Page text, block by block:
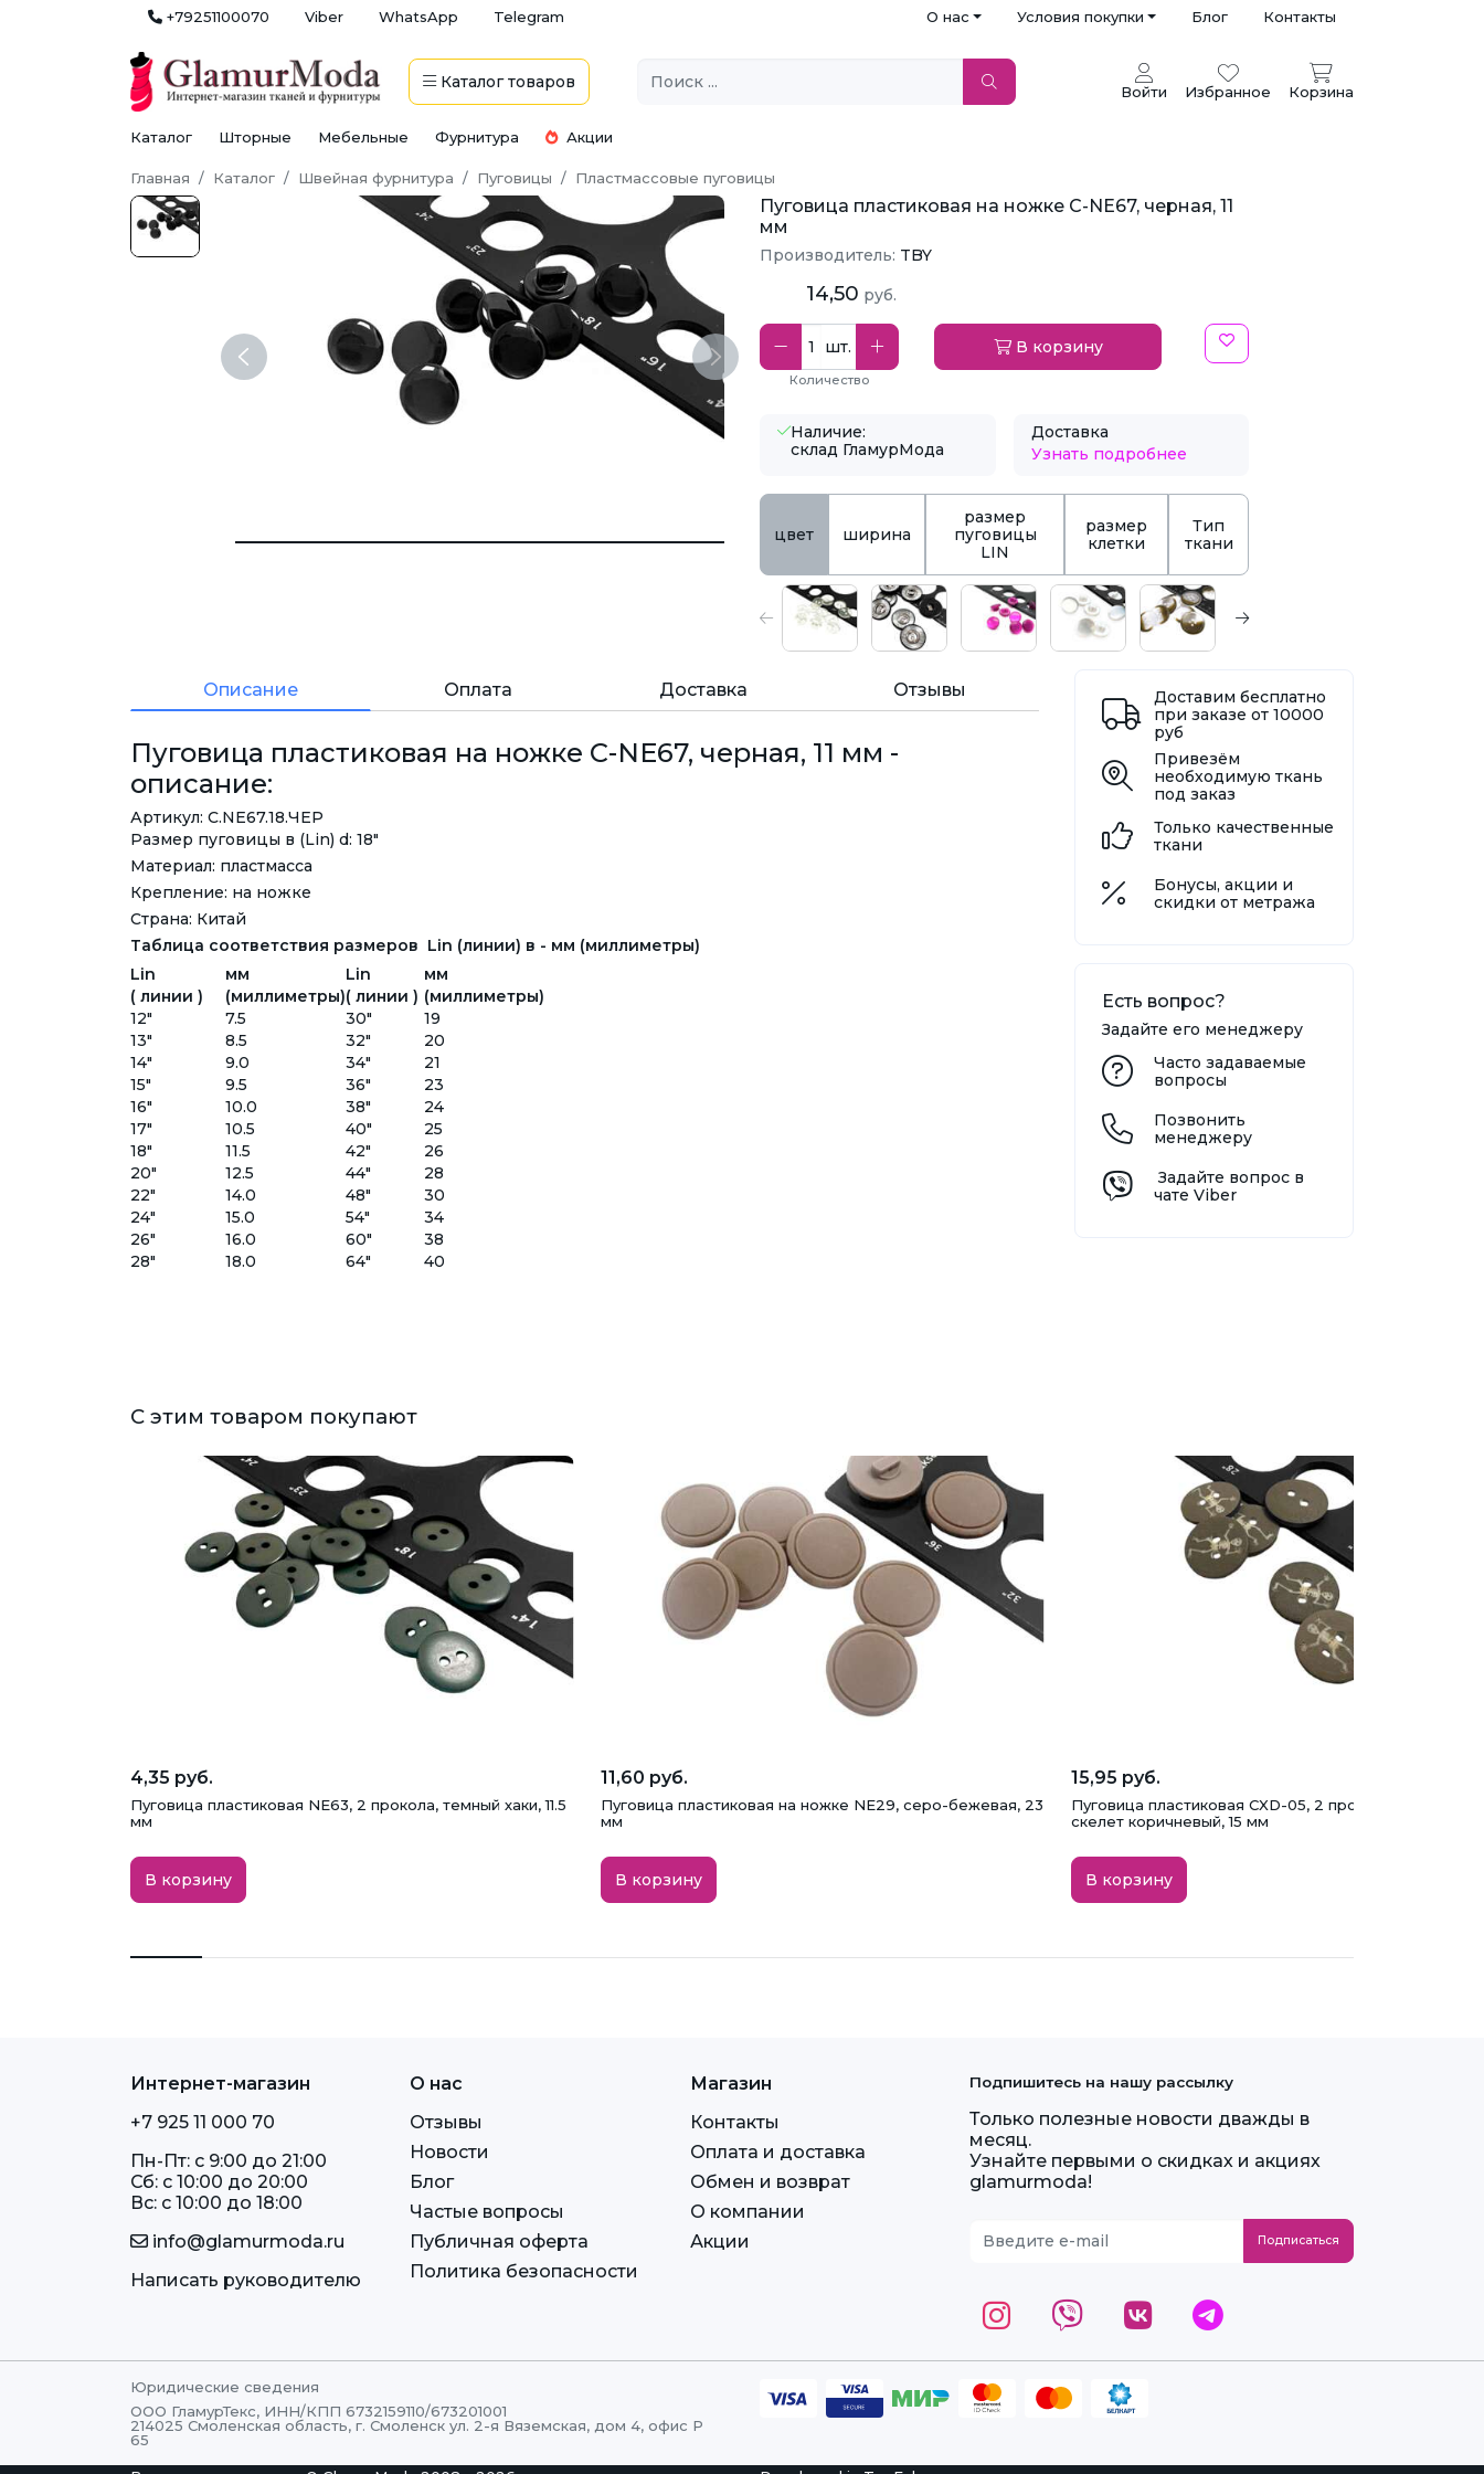
+79251100070 Viber WhatsApp Telegram О нас Условия покупки Блог Контакты
Каталог товаров Войти Избранное Корзина
Каталог Шторные Мебельные Фурнитура Акции
Главная Каталог Швейная фурнитура Пуговицы Пластмассовые пуговицы
Previous Next
Пуговица пластиковая на ножке C-NE67, черная, 11
мм
Производитель: TBY
14,50 руб.
шт.
Количество
В корзину
Наличие:
склад ГламурМода
Доставка
Узнать подробнее
цвет ширина
размер
пуговицы
LIN
размер
клетки
Тип
ткани
Описание Оплата Доставка Отзывы
Пуговица пластиковая на ножке C-NE67, черная, 11 мм -
описание:
Артикул: С.NE67.18.ЧЕР
Размер пуговицы в (Lin) d: 18"
Материал: пластмасса
Крепление: на ножке
Страна: Китай
Таблица соответствия размеров Lin (линии) в - мм (миллиметры)
Lin
мм Lin
мм
( линии )
(миллиметры)( линии ) (миллиметры)
12"
7.5 30"
19
13"
8.5 32"
20
14"
9.0 34"
21
15"
9.5 36"
23
16"
10.0 38"
24
17"
10.5 40"
25
18"
11.5 42"
26
20"
12.5 44"
28
22"
14.0 48"
30
24"
15.0 54"
34
26"
16.0 60"
38
28"
18.0 64" 40
Доставим бесплатно
при заказе от 10000
руб
Привезём
необходимую ткань
под заказ
Только качественные
ткани
Бонусы, акции и
скидки от метража
Есть вопрос?
Задайте его менеджеру
Часто задаваемые
вопросы
Позвонить
менеджеру
Задайте вопрос в
чате Viber
С этим товаром покупают
4,35 руб.
Пуговица пластиковая NE63, 2 прокола, темный хаки, 11.5
мм
В корзину
11,60 руб.
Пуговица пластиковая на ножке NE29, серо-бежевая, 23
мм
В корзину
15,95 руб.
Пуговица пластиковая CXD-05, 2 прокола,
скелет коричневый, 15 мм
В корзину
Интернет-магазин
+7 925 11 000 70
Пн-Пт: c 9:00 до 21:00
Сб: c 10:00 до 20:00
Вс: c 10:00 до 18:00
info@glamurmoda.ru
Написать руководителю
О нас
Отзывы
Новости
Блог
Частые вопросы
Публичная оферта
Политика безопасности
Магазин
Контакты
Оплата и доставка
Обмен и возврат
О компании
Акции
Подпишитесь на нашу рассылку
Только полезные новости дважды в
месяц.
Узнайте первыми о скидках и акциях
glamurmoda!
Юридические сведения
ООО ГламурТекс, ИНН/КПП 6732159110/673201001
214025 Смоленская область, г. Смоленск ул. 2-я Вяземская, дом 4, офис Р
65